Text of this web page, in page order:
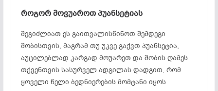
როგორ მოვუაროთ პუანსეტიას
შეგიძლიათ ეს გაითვალისწინოთ შემდეგი
შობისთვის, მაგრამ თუ უკვე გაქვთ პუანსეტია,
აუცილებლად კარგად მოუარეთ და შობის ღამეს
თქვენთვის სასურველ ადგილას დადგით, რომ
ყოველი წელი ბედნიერების მომტანი იყოს.